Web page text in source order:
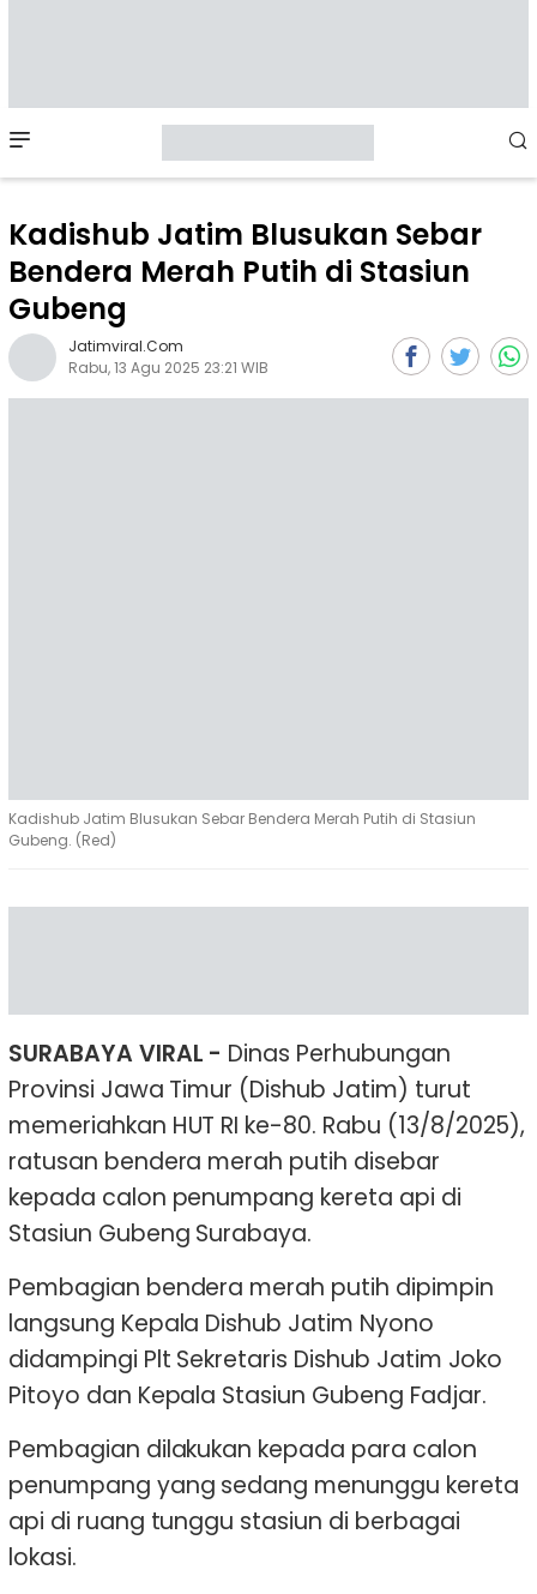
Menu
Kadishub Jatim Blusukan Sebar
Bendera Merah Putih di Stasiun
Gubeng
Jatimviral.com
Rabu, 13 Agu 2025 23:21 WIB
Kadishub Jatim Blusukan Sebar Bendera Merah Putih di Stasiun
Gubeng. (Red)
SURABAYA VIRAL - Dinas Perhubungan
Provinsi Jawa Timur (Dishub Jatim) turut
memeriahkan HUT RI ke-80. Rabu (13/8/2025),
ratusan bendera merah putih disebar
kepada calon penumpang kereta api di
Stasiun Gubeng Surabaya.
Pembagian bendera merah putih dipimpin
langsung Kepala Dishub Jatim Nyono
didampingi Plt Sekretaris Dishub Jatim Joko
Pitoyo dan Kepala Stasiun Gubeng Fadjar.
Pembagian dilakukan kepada para calon
penumpang yang sedang menunggu kereta
api di ruang tunggu stasiun di berbagai
lokasi.